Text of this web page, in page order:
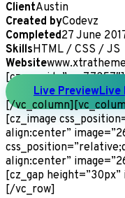
ClientAustin
Created byCodevz
Completed27 June
SkillsHTML / CSS / JS
Website
[cz_gap id=”cz_77357″]
Live PreviewLive
[/
[cz_image
align:center”
align:center”
[cz_gap
[/vc_row]